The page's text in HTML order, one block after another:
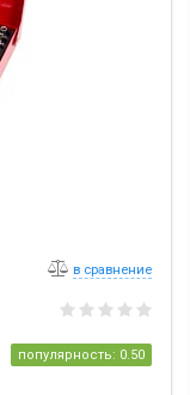
в сравнение
популярность: 0.50